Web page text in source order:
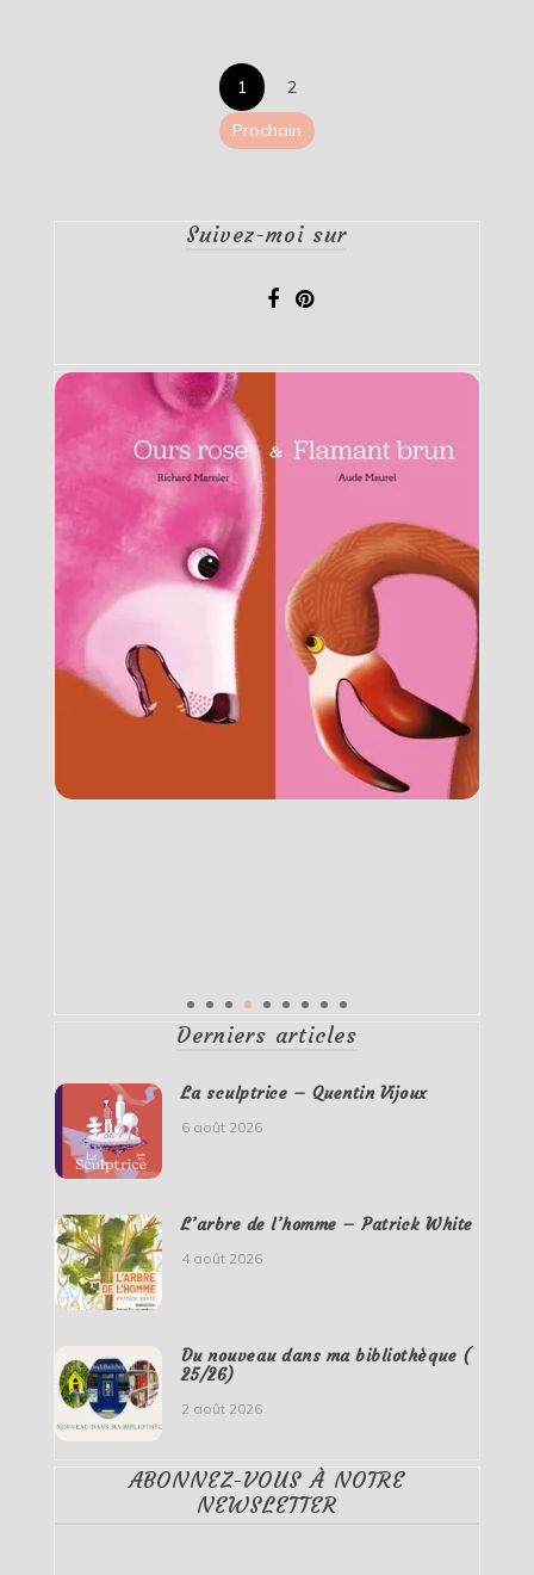
Pagination
des
1
2
Prochain
Suivez-moi sur
Derniers articles
La sculptrice – Quentin Vijoux
6 août 2026
L’arbre de l’homme – Patrick White
4 août 2026
Du nouveau dans ma bibliothèque (
25/26)
2 août 2026
ABONNEZ-VOUS À NOTRE
NEWSLETTER